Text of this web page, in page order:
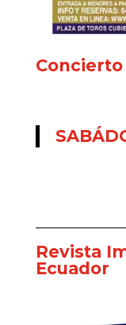
Concierto
Revista
Ecuador